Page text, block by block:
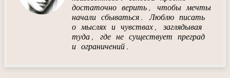
достаточно верить, чтобы мечты
начали сбываться. Люблю писать
о мыслях и чувствах, заглядывая
туда, где не существует преград
и ограничений.